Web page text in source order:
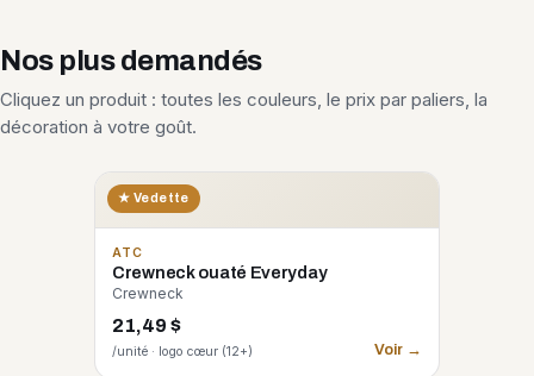
Nos plus demandés
Cliquez un produit : toutes les couleurs, le prix par paliers, la
décoration à votre goût.
★ Vedette
ATC
Crewneck ouaté Everyday
Crewneck
21,49 $
/unité · logo cœur (12+) Voir →